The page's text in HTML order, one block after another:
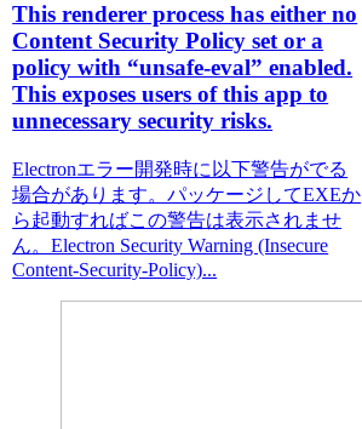
This renderer process has either no
Content Security Policy set or a
policy with “unsafe-eval” enabled.
This exposes users of this app to
unnecessary security risks.
Electronエラー開発時に以下警告がでる
場合があります。パッケージしてEXEか
ら起動すればこの警告は表示されませ
ん。Electron Security Warning (Insecure
Content-Security-Policy)...